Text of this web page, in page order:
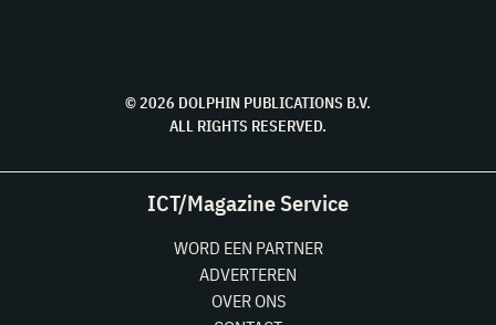
© 2026 DOLPHIN PUBLICATIONS B.V.
ALL RIGHTS RESERVED.
ICT/Magazine Service
WORD EEN PARTNER
ADVERTEREN
OVER ONS